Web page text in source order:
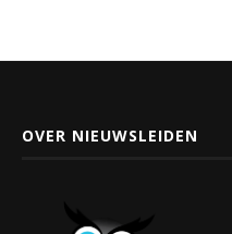
OVER NIEUWSLEIDEN